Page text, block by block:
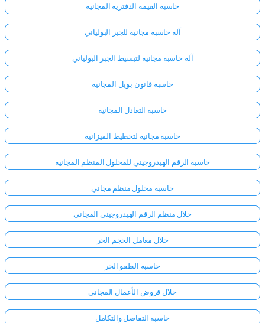
حاسبة القيمة الدفترية المجانية
آلة حاسبة مجانية للجبر البولياني
آلة حاسبة مجانية لتبسيط الجبر البولياني
حاسبة قانون بويل المجانية
حاسبة التعادل المجانية
حاسبة مجانية لتخطيط الميزانية
حاسبة الرقم الهيدروجيني للمحلول المنظم المجانية
حاسبة محلول منظم مجاني
حلال منظم الرقم الهيدروجيني المجاني
حلال معامل الحجم الحر
حاسبة الطفو الحر
حلال قروض الأعمال المجاني
حاسبة التفاضل والتكامل